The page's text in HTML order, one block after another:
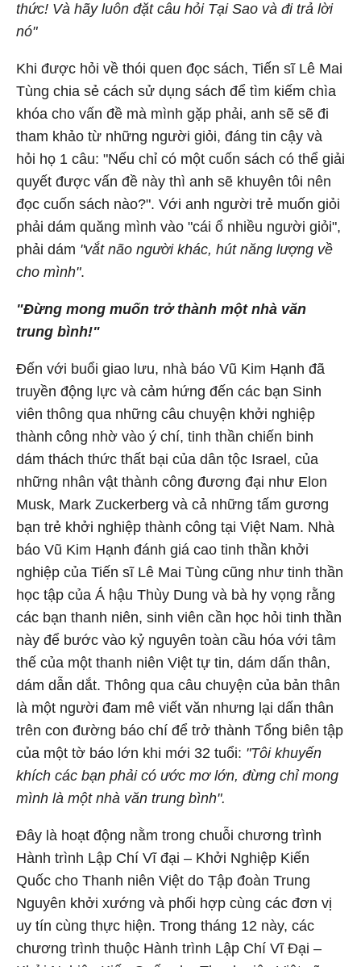
thức! Và hãy luôn đặt câu hỏi Tại Sao và đi trả lời
nó"
Khi được hỏi về thói quen đọc sách, Tiến sĩ Lê Mai
Tùng chia sẻ cách sử dụng sách để tìm kiếm chìa
khóa cho vấn đề mà mình gặp phải, anh sẽ sẽ đi
tham khảo từ những người giỏi, đáng tin cậy và
hỏi họ 1 câu: "Nếu chỉ có một cuốn sách có thể giải
quyết được vấn đề này thì anh sẽ khuyên tôi nên
đọc cuốn sách nào?". Với anh người trẻ muốn giỏi
phải dám quăng mình vào "cái ổ nhiều người giỏi",
phải dám "vắt não người khác, hút năng lượng về
cho mình".
"Đừng mong muốn trở thành một nhà văn
trung bình!"
Đến với buổi giao lưu, nhà báo Vũ Kim Hạnh đã
truyền động lực và cảm hứng đến các bạn Sinh
viên thông qua những câu chuyện khởi nghiệp
thành công nhờ vào ý chí, tinh thần chiến binh
dám thách thức thất bại của dân tộc Israel, của
những nhân vật thành công đương đại như Elon
Musk, Mark Zuckerberg và cả những tấm gương
bạn trẻ khởi nghiệp thành công tại Việt Nam. Nhà
báo Vũ Kim Hạnh đánh giá cao tinh thần khởi
nghiệp của Tiến sĩ Lê Mai Tùng cũng như tinh thần
học tập của Á hậu Thùy Dung và bà hy vọng rằng
các bạn thanh niên, sinh viên cần học hỏi tinh thần
này để bước vào kỷ nguyên toàn cầu hóa với tâm
thế của một thanh niên Việt tự tin, dám dấn thân,
dám dẫn dắt. Thông qua câu chuyện của bản thân
là một người đam mê viết văn nhưng lại dấn thân
trên con đường báo chí để trở thành Tổng biên tập
của một tờ báo lớn khi mới 32 tuổi: "Tôi khuyến
khích các bạn phải có ước mơ lớn, đừng chỉ mong
mình là một nhà văn trung bình".
Đây là hoạt động nằm trong chuỗi chương trình
Hành trình Lập Chí Vĩ đại – Khởi Nghiệp Kiến
Quốc cho Thanh niên Việt do Tập đoàn Trung
Nguyên khởi xướng và phối hợp cùng các đơn vị
uy tín cùng thực hiện. Trong tháng 12 này, các
chương trình thuộc Hành trình Lập Chí Vĩ Đại –